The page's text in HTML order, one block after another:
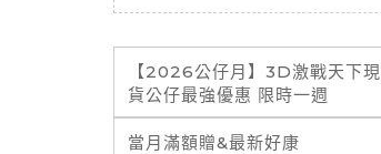
【2026公仔月】3D激戰天下現
貨公仔最強優惠 限時一週
當月滿額贈&最新好康